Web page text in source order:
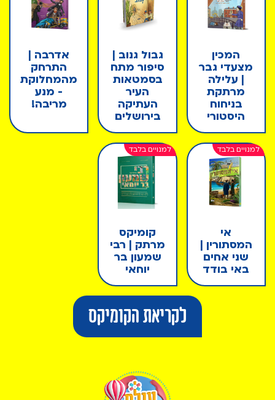
המכין
מצעדי גבר
| עלילה
מרתקת
בניחוח
היסטורי
גבול גנוב |
סיפור מתח
בסמטאות
העיר
העתיקה
בירושלים
אדרבה |
התרחק
מהמחלוקת
- מנע
מריבה!
אי
המסתורין |
שני אחים
באי בודד
קומיקס
מרתק | רבי
שמעון בר
יוחאי
לקריאת הקומיקס